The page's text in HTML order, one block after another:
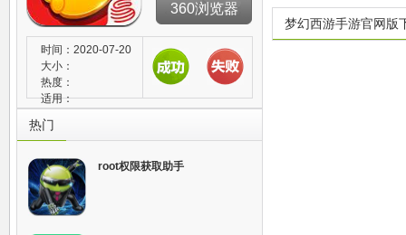
360浏览器
时间：2020-07-20
大小：
热度：
适用：
热门
root权限获取助手
梦幻西游手游官网版